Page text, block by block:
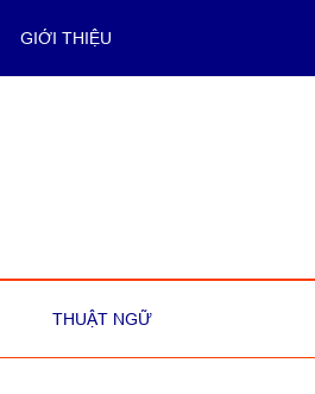
GIỚI THIỆU
THUẬT NGỮ